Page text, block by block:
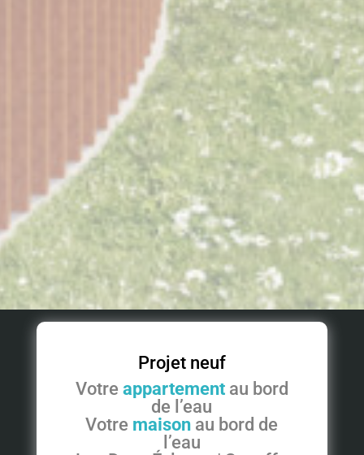
Projet neuf
Votre appartementau bord
de l’eau
Votre maison au bord de
l’eau